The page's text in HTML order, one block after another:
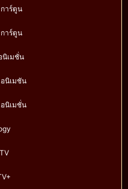
าร์ตูน
าร์ตูน
นิเมชั่น
นิเมชัน
นิเมชั่น